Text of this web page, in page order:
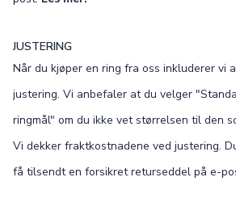
JUSTERING
Når du kjøper en ring fra oss inkluderer vi
justering. Vi anbefaler at du velger
ringmål" om du ikke vet størrelsen til den
Vi dekker fraktkostnadene ved justering.
få tilsendt en forsikret returseddel på e-